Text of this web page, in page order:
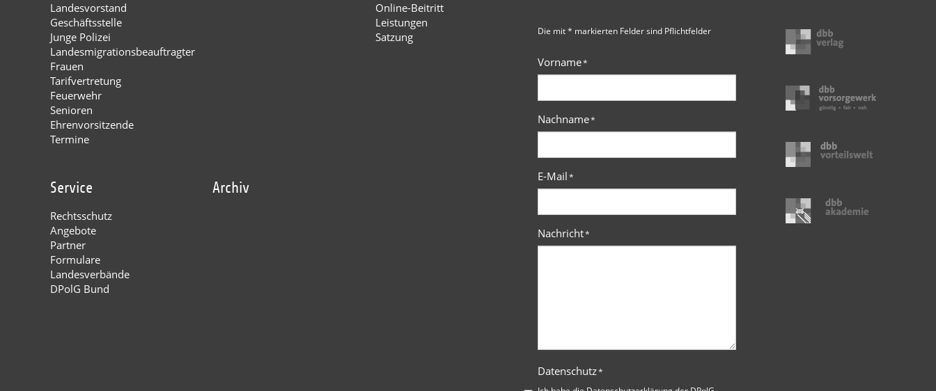
Landesvorstand
Geschäftsstelle
Junge Polizei
Landesmigrationsbeauftragter
Frauen
Tarifvertretung
Feuerwehr
Senioren
Ehrenvorsitzende
Termine
Online-Beitritt
Leistungen
Satzung
Service
Rechtsschutz
Angebote
Partner
Formulare
Landesverbände
DPolG Bund
Archiv
Die mit * markierten Felder sind Pflichtfelder
Vorname*
Nachname*
E-Mail*
Nachricht*
Datenschutz*